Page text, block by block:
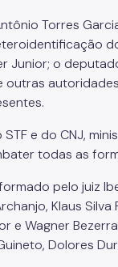
Torres
Junior; o
outras
e do CNJ,
todas as
pelo juiz
Klaus Silva
e Wagner
Dolores